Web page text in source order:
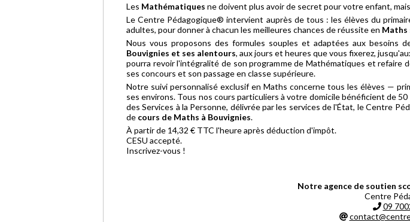
Les Mathématiques ne doivent plus avoir de secret pour votre enfant,
Le Centre Pédagogique® intervient auprès de tous : les élèves du
adultes, pour donner à chacun les meilleures chances de réussite en Maths
Nous vous proposons des formules souples et adaptées aux besoins
Bouvignies et ses alentours, aux jours et heures que vous fixerez,
pourra revoir l'intégralité de son programme de Mathématiques et refaire
ses concours et son passage en classe supérieure.
Notre suivi personnalisé exclusif en Maths concerne tous les élèves —
ses environs. Tous nos cours particuliers à votre domicile bénéficient de
des Services à la Personne, délivrée par les services de l'État, le Centre
de cours de Maths à Bouvignies.
À partir de 14,32 € TTC l'heure après déduction d'impôt.
CESU accepté.
Inscrivez-vous !
Notre agence de soutien
Centre
09